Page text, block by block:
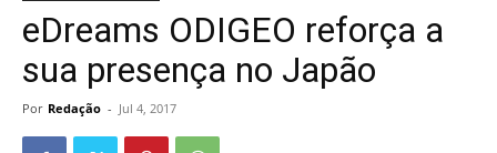
eDreams ODIGEO reforça a
sua presença no Japão
Por Redação - Jul 4, 2017